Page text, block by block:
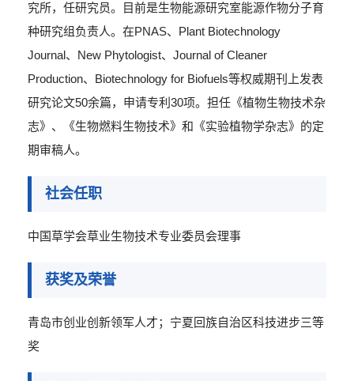
究所，任研究员。目前是生物能源研究室能源作物分子育
种研究组负责人。在PNAS、Plant Biotechnology
Journal、New Phytologist、Journal of Cleaner
Production、Biotechnology for Biofuels等权威期刊上发表
研究论文50余篇，申请专利30项。担任《植物生物技术杂
志》、《生物燃料生物技术》和《实验植物学杂志》的定
期审稿人。
社会任职
中国草学会草业生物技术专业委员会理事
获奖及荣誉
青岛市创业创新领军人才；宁夏回族自治区科技进步三等
奖